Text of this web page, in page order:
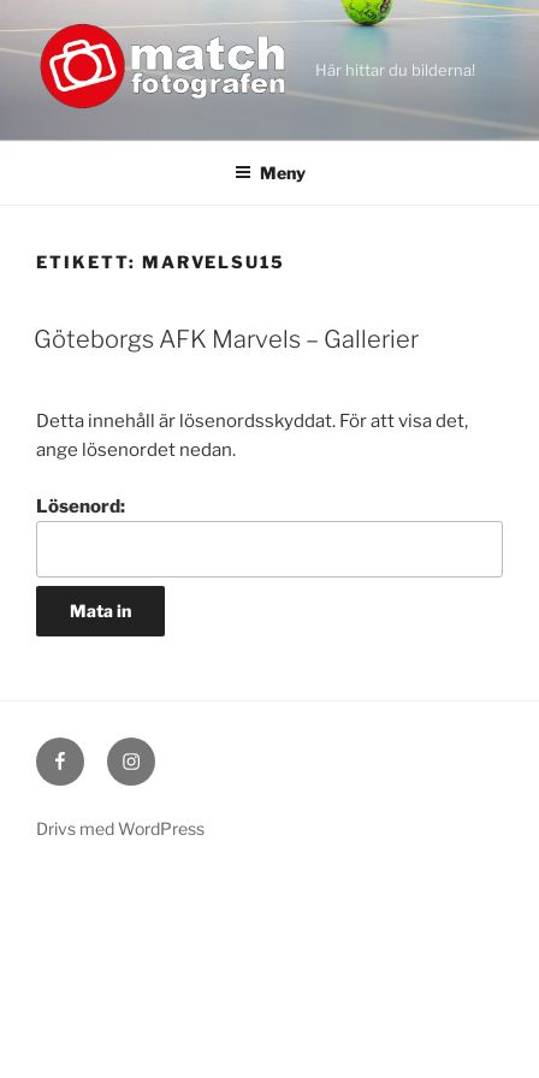
innehåll
Här hittar du bilderna!
Meny
ETIKETT: MARVELSU15
Göteborgs AFK Marvels – Gallerier
Detta innehåll är lösenordsskyddat. För att visa det,
ange lösenordet nedan.
Lösenord:
FacebookInstagram
Drivs med WordPress